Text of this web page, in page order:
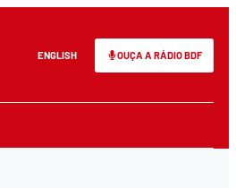
ENGLISH OUÇA A RÁDIO BDF